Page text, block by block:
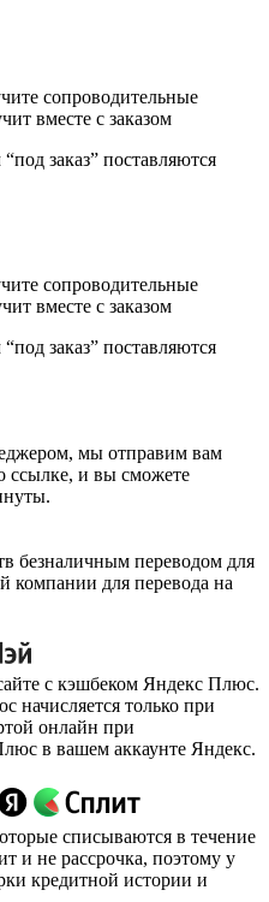
сопроводительные
вместе с заказом
заказ” поставляются
сопроводительные
вместе с заказом
заказ” поставляются
мы отправим вам
ссылке, и вы сможете
безналичным переводом для
компании для перевода на
с кэшбеком Яндекс Плюс.
только при
онлайн при
в вашем аккаунте Яндекс.
списываются в течение
и не рассрочка, поэтому у
кредитной истории и